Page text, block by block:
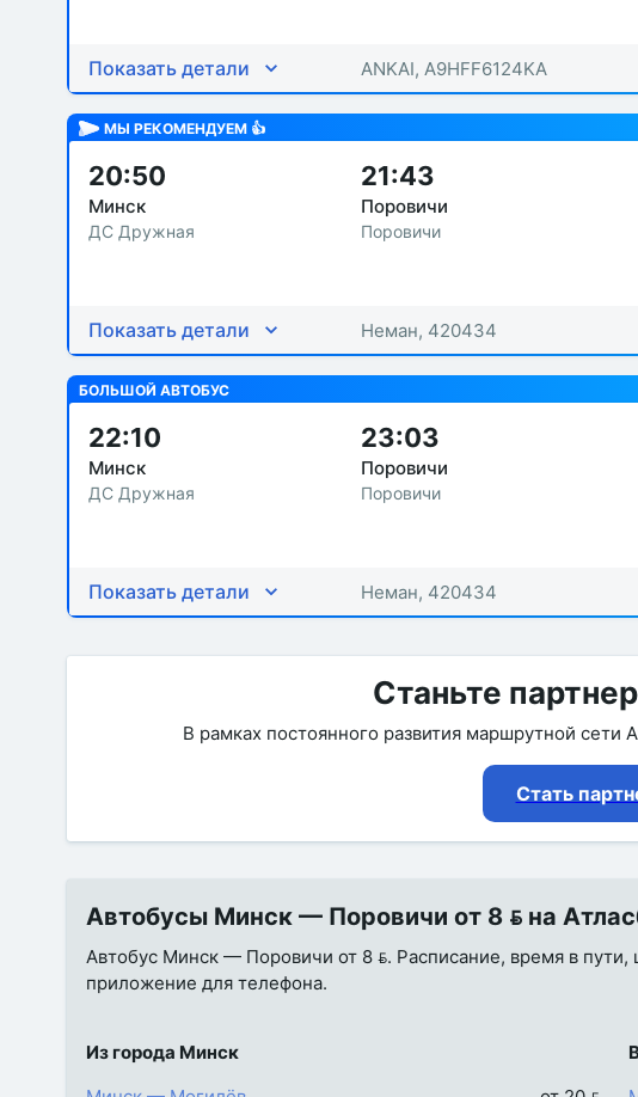
Показать детали ANKAI, A9HFF6124KA
МЫ РЕКОМЕНДУЕМ 👍
20:50
Минск
ДС Дружная
21:43
Поровичи
Поровичи
Показать детали Неман, 420434
БОЛЬШОЙ АВТОБУС
22:10
Минск
ДС Дружная
23:03
Поровичи
Поровичи
Показать детали Неман, 420434
Станьте
В рамках постоянного развития маршрутной
Стать
Автобусы Минск — Поровичи от 8  на
Автобус Минск — Поровичи от 8 . Расписание, время в пути,
приложение для телефона.
Из города Минск